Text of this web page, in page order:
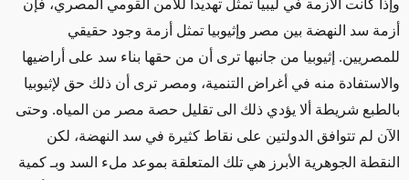
وإذا كانت الأزمة في ليبيا تمثل تهديدا للأمن القومي المصري، فإن
أزمة سد النهضة بين مصر وإثيوبيا تمثل أزمة وجود حقيقي
للمصريين. إثيوبيا من جانبها ترى أن من حقها بناء سد على أراضيها
والاستفادة منه في أغراض التنمية، ومصر ترى أن ذلك حق لإثيوبيا
بالطبع شريطة ألا يؤدي ذلك الى تقليل حصة مصر من المياه. وحتى
الآن لم تتوافق الدولتين على نقاط كثيرة في سد النهضة، لكن
النقطة الجوهرية الأبرز هي تلك المتعلقة بموعد ملء السد وبـ كمية